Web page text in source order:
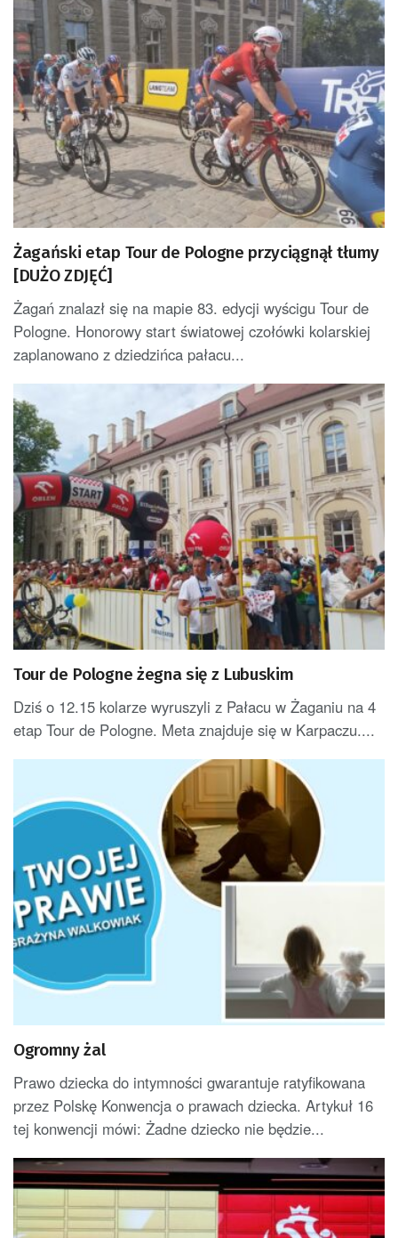
Żagański etap Tour de Pologne przyciągnął tłumy
[DUŻO ZDJĘĆ]
Żagań znalazł się na mapie 83. edycji wyścigu Tour de
Pologne. Honorowy start światowej czołówki kolarskiej
zaplanowano z dziedzińca pałacu...
Tour de Pologne żegna się z Lubuskim
Dziś o 12.15 kolarze wyruszyli z Pałacu w Żaganiu na 4
etap Tour de Pologne. Meta znajduje się w Karpaczu....
Ogromny żal
Prawo dziecka do intymności gwarantuje ratyfikowana
przez Polskę Konwencja o prawach dziecka. Artykuł 16
tej konwencji mówi: Żadne dziecko nie będzie...